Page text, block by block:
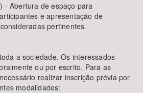
- Abertura de espaço para
e apresentação de
pertinentes.
a sociedade. Os interessados
ou por escrito. Para as
realizar inscrição prévia por
modalidades: